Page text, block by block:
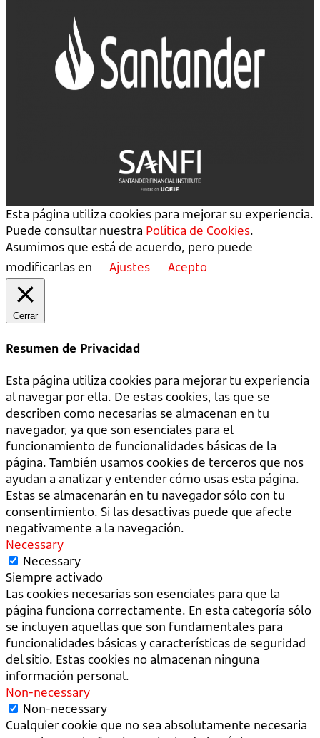
Esta página utiliza cookies para mejorar su experiencia.
Puede consultar nuestra Política de Cookies.
Asumimos que está de acuerdo, pero puede
modificarlas en
Ajustes Acepto
Cerrar
Resumen de Privacidad
Esta página utiliza cookies para mejorar tu experiencia
al navegar por ella. De estas cookies, las que se
describen como necesarias se almacenan en tu
navegador, ya que son esenciales para el
funcionamiento de funcionalidades básicas de la
página. También usamos cookies de terceros que nos
ayudan a analizar y entender cómo usas esta página.
Estas se almacenarán en tu navegador sólo con tu
consentimiento. Si las desactivas puede que afecte
negativamente a la navegación.
Necessary
Necessary
Siempre activado
Las cookies necesarias son esenciales para que la
página funciona correctamente. En esta categoría sólo
se incluyen aquellas que son fundamentales para
funcionalidades básicas y características de seguridad
del sitio. Estas cookies no almacenan ninguna
información personal.
Non-necessary
Non-necessary
Cualquier cookie que no sea absolutamente necesaria